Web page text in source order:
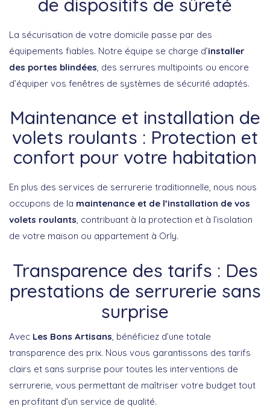
de dispositifs de sûreté
La sécurisation de votre domicile passe par des
équipements fiables. Notre équipe se charge d’installer
des portes blindées , des serrures multipoints ou encore
d’équiper vos fenêtres de systèmes de sécurité adaptés.
Maintenance et installation de
volets roulants : Protection et
confort pour votre habitation
En plus des services de serrurerie traditionnelle, nous nous
occupons de la maintenance et de l’installation de vos
volets roulants , contribuant à la protection et à l’isolation
de votre maison ou appartement à Orly.
Transparence des tarifs : Des
prestations de serrurerie sans
surprise
Avec Les Bons Artisans , bénéficiez d’une totale
transparence des prix. Nous vous garantissons des tarifs
clairs et sans surprise pour toutes les interventions de
serrurerie, vous permettant de maîtriser votre budget tout
en profitant d’un service de qualité.